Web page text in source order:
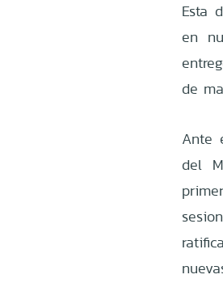
Esta
en
de
Ante
del